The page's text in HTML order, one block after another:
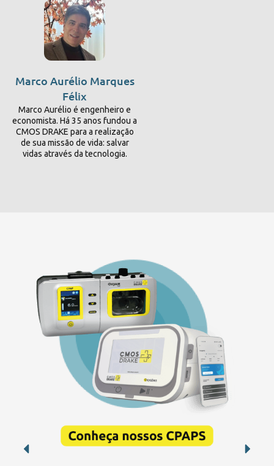
Marco Aurélio Marques
Félix
Marco Aurélio é engenheiro e
economista. Há 35 anos fundou a
CMOS DRAKE para a realização
de sua missão de vida: salvar
vidas através da tecnologia.